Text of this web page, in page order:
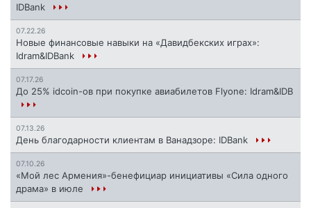
IDBank
07.22.26
Новые финансовые навыки на «Давидбекских играх»:
Idram&IDBank
07.17.26
До 25% idcoin-ов при покупке авиабилетов Flyone: Idram&IDB
07.13.26
День благодарности клиентам в Ванадзоре: IDBank
07.10.26
«Мой лес Армения»-бенефициар инициативы «Сила одного
драма» в июле